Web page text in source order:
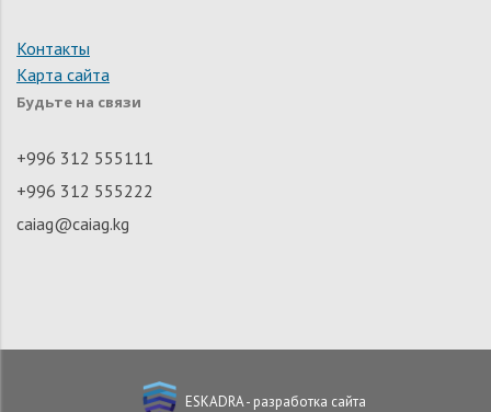
Контакты
Карта сайта
Будьте на связи
+996 312 555111
+996 312 555222
caiag@caiag.kg
ESKADRA - разработка сайта